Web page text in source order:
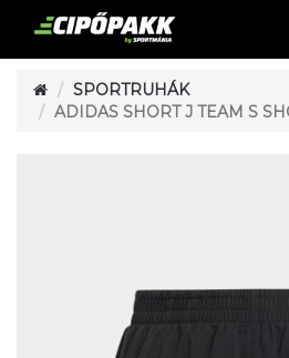
SPORTRUHÁK
ADIDAS SHORT J TEAM S